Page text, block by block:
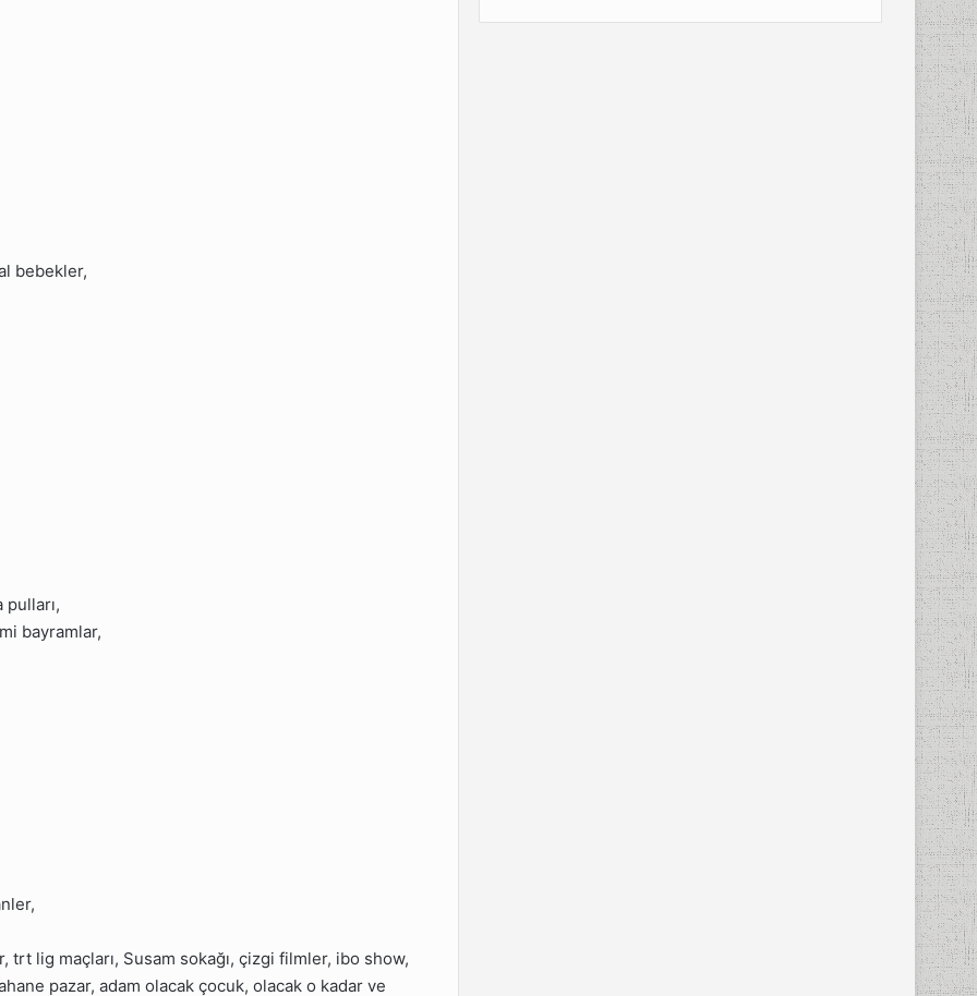
bebekler,
bayramlar,
trt lig maçları, Susam sokağı, çizgi filmler, ibo show,
pazar, adam olacak çocuk, olacak o kadar ve